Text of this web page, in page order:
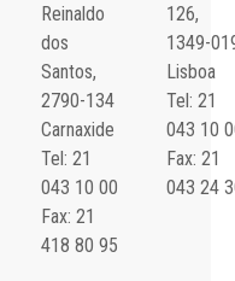
Reinaldo
dos
Santos,
2790-134
Carnaxide
Tel: 21
043 10 00
Fax: 21
418 80 95
126,
1349-
Lisboa
Tel: 21
043 10
Fax: 21
043 24